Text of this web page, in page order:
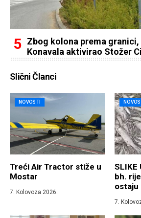
Zbog kolona prema
Konavala aktivirao Stožer
Slični Članci
NOVOSTI
Treći Air Tractor stiže u
Mostar
7. Kolovoza 2026.
SLIKE
bh.
ostaju
7.